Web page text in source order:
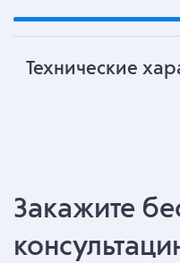
Технические
Закажите